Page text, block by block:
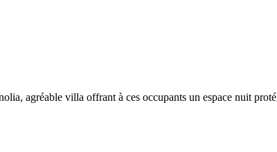
agréable villa offrant à ces occupants un espace nuit